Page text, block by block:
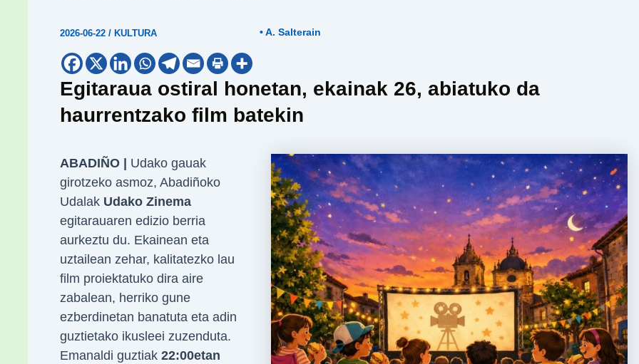
2026-06-22 / KULTURA • A. Salterain
Egitaraua ostiral honetan, ekainak 26, abiatuko da
haurrentzako film batekin
ABADIÑO |
Udako gauak
girotzeko asmoz, Abadiñoko
Udalak Udako Zinema
egitarauaren edizio berria
aurkeztu du. Ekainean eta
uztailean zehar, kalitatezko lau
film proiektatuko dira aire
zabalean, herriko gune
ezberdinetan banatuta eta adin
guztietako ikusleei zuzenduta.
Emanaldi guztiak 22:00etan